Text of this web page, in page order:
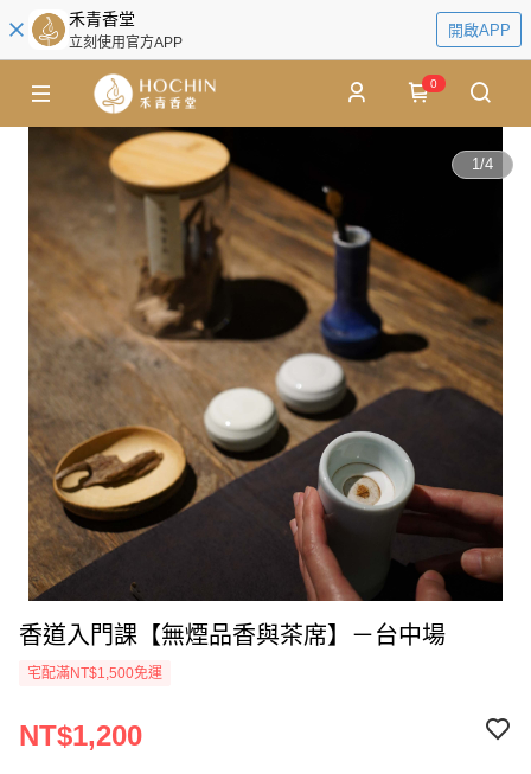
禾青香堂
立刻使用官方APP
開啟APP
0
1/4
香道入門課【無煙品香與茶席】－台中場
宅配滿NT$1,500免運
NT$1,200